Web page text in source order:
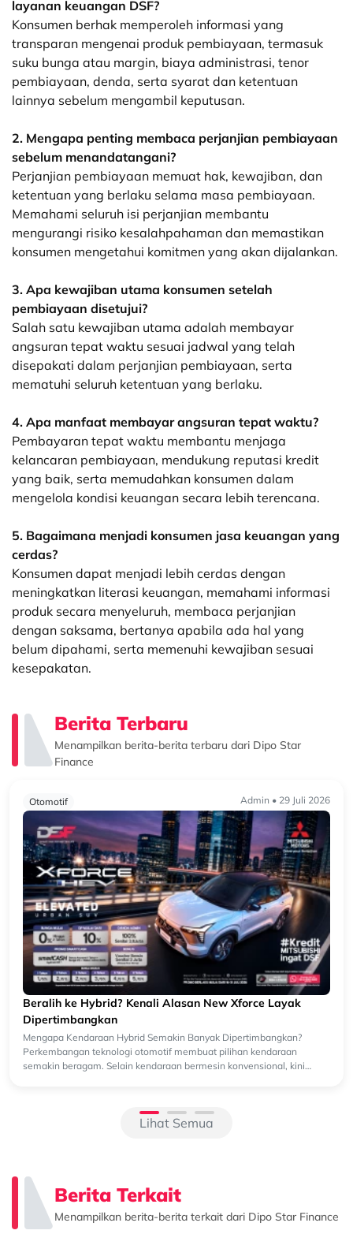
layanan keuangan DSF?
Konsumen berhak memperoleh informasi yang
transparan mengenai produk pembiayaan, termasuk
suku bunga atau margin, biaya administrasi, tenor
pembiayaan, denda, serta syarat dan ketentuan
lainnya sebelum mengambil keputusan.
2. Mengapa penting membaca perjanjian pembiayaan
sebelum menandatangani?
Perjanjian pembiayaan memuat hak, kewajiban, dan
ketentuan yang berlaku selama masa pembiayaan.
Memahami seluruh isi perjanjian membantu
mengurangi risiko kesalahpahaman dan memastikan
konsumen mengetahui komitmen yang akan dijalankan.
3. Apa kewajiban utama konsumen setelah
pembiayaan disetujui?
Salah satu kewajiban utama adalah membayar
angsuran tepat waktu sesuai jadwal yang telah
disepakati dalam perjanjian pembiayaan, serta
mematuhi seluruh ketentuan yang berlaku.
4. Apa manfaat membayar angsuran tepat waktu?
Pembayaran tepat waktu membantu menjaga
kelancaran pembiayaan, mendukung reputasi kredit
yang baik, serta memudahkan konsumen dalam
mengelola kondisi keuangan secara lebih terencana.
5. Bagaimana menjadi konsumen jasa keuangan yang
cerdas?
Konsumen dapat menjadi lebih cerdas dengan
meningkatkan literasi keuangan, memahami informasi
produk secara menyeluruh, membaca perjanjian
dengan saksama, bertanya apabila ada hal yang
belum dipahami, serta memenuhi kewajiban sesuai
kesepakatan.
Berita Terbaru
Menampilkan berita-berita terbaru dari Dipo Star
Finance
Otomotif Admin • 29 Juli 2026
Beralih ke Hybrid? Kenali Alasan New Xforce Layak
Dipertimbangkan
Mengapa Kendaraan Hybrid Semakin Banyak Dipertimbangkan?
Perkembangan teknologi otomotif membuat pilihan kendaraan
semakin beragam. Selain kendaraan bermesin konvensional, kini
Lihat Semua
Berita Terkait
Menampilkan berita-berita terkait dari Dipo Star Finance